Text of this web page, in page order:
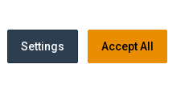
au sein d’une équipe jeune
Settings Accept All